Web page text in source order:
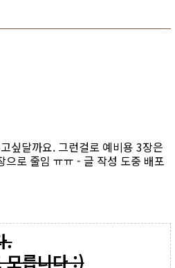
싶달까요. 그런걸로 예비용 3장은
로 줄임 ㅠㅠ - 글 작성 도중 배포
.
모릅니다 :)